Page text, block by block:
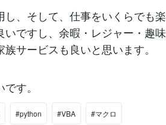
し、そして、仕事をいくらでも
いですし、余暇・レジャー・趣
サービスも良いと思います。
す。
#python #VBA #マクロ